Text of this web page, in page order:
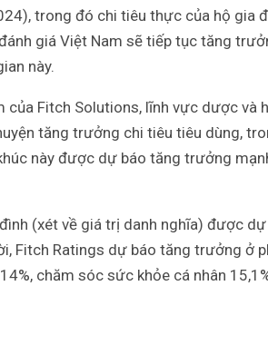
trong đó chi tiêu thực của hộ gia
giá Việt Nam sẽ tiếp tục tăng
này.
của Fitch Solutions, lĩnh vực dược và
tăng trưởng chi tiêu tiêu dùng,
này được dự báo tăng trưởng
(xét về giá trị danh nghĩa) được
Fitch Ratings dự báo tăng trưởng ở
chăm sóc sức khỏe cá nhân